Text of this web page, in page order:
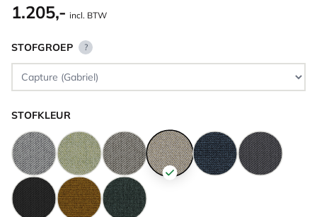
1.205,- incl. BTW
STOFGROEP ?
STOFKLEUR